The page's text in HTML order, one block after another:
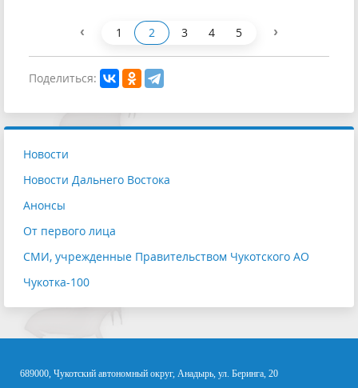
‹ 1 2 3 4 5 ›
Поделиться:
Новости
Новости Дальнего Востока
Анонсы
От первого лица
СМИ, учрежденные Правительством Чукотского АО
Чукотка-100
689000, Чукотский автономный округ, Анадырь, ул. Беринга, 20